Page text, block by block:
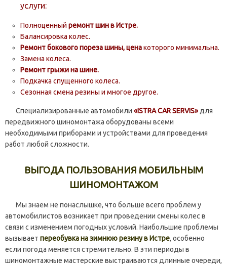
услуги:
Полноценный ремонт шин в Истре.
Балансировка колес.
Ремонт бокового пореза шины, ценакоторого минимальна.
Замена колеса.
Ремонт грыжи на шине.
Подкачка спущенного колеса.
Сезонная смена резины и многое другое.
Специализированные автомобили «ISTRA CAR SERVIS»для
передвижного шиномонтажа оборудованы всеми
необходимыми приборами и устройствами для проведения
работ любой сложности.
ВЫГОДА ПОЛЬЗОВАНИЯ МОБИЛЬНЫМ
ШИНОМОНТАЖОМ
Мы знаем не понаслышке, что больше всего проблем у
автомобилистов возникает при проведении смены колес в
связи с изменением погодных условий. Наибольшие проблемы
вызывает переобувка на зимнюю резину в Истре, особенно
если погода меняется стремительно. В эти периоды в
шиномонтажные мастерские выстраиваются длинные очереди,